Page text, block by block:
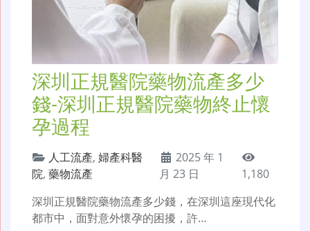
深圳正規醫院藥物流產多少
錢-深圳正規醫院藥物終止懷
孕過程
人工流產, 婦產科醫
院, 藥物流產
2025 年 1
月 23 日
1,180
深圳正規醫院藥物流產多少錢，在深圳這座現代化
都市中，面對意外懷孕的困擾，許…